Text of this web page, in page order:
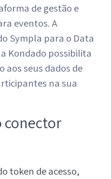
de gestão e
eventos. A
Sympla para o Data
Kondado possibilita
aos seus dados de
na sua
conector
token de acesso,